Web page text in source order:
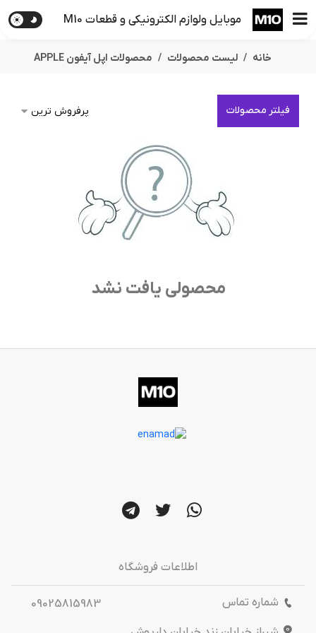
موبایل ولوازم الکترونیکی و قطعات M10
خانه لیست محصولات محصولات اپل آیفون APPLE
فیلتر محصولات
محصولی یافت نشد
اطلاعات فروشگاه
شماره تماس
09025815983